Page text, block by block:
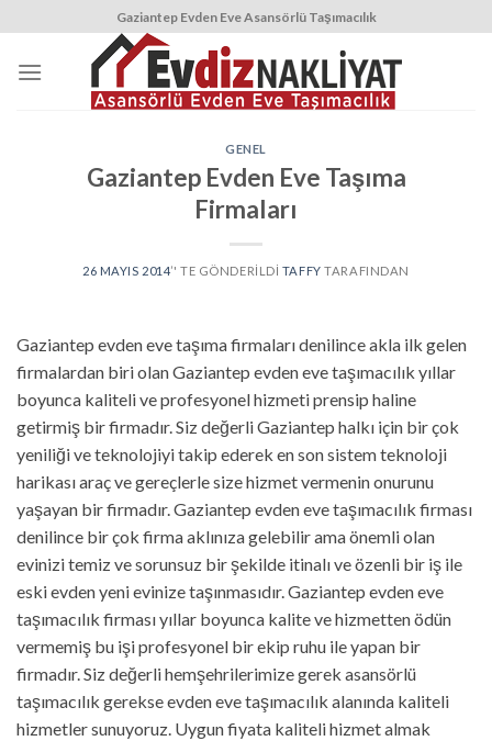
content
Gaziantep Evden Eve Asansörlü Taşımacılık
GENEL
Gaziantep Evden Eve Taşıma
Firmaları
26 MAYIS 2014’' TE GÖNDERILDI TAFFY TARAFINDAN
Gaziantep evden eve taşıma firmaları denilince akla ilk gelen
firmalardan biri olan Gaziantep evden eve taşımacılık yıllar
boyunca kaliteli ve profesyonel hizmeti prensip haline
getirmiş bir firmadır. Siz değerli Gaziantep halkı için bir çok
yeniliği ve teknolojiyi takip ederek en son sistem teknoloji
harikası araç ve gereçlerle size hizmet vermenin onurunu
yaşayan bir firmadır. Gaziantep evden eve taşımacılık firması
denilince bir çok firma aklınıza gelebilir ama önemli olan
evinizi temiz ve sorunsuz bir şekilde itinalı ve özenli bir iş ile
eski evden yeni evinize taşınmasıdır. Gaziantep evden eve
taşımacılık firması yıllar boyunca kalite ve hizmetten ödün
vermemiş bu işi profesyonel bir ekip ruhu ile yapan bir
firmadır. Siz değerli hemşehrilerimize gerek asansörlü
taşımacılık gerekse evden eve taşımacılık alanında kaliteli
hizmetler sunuyoruz. Uygun fiyata kaliteli hizmet almak